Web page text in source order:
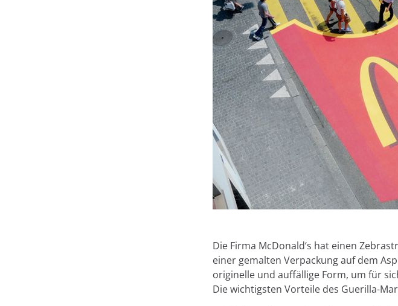
Die Firma McDonald‘s hat einen
einer gemalten Verpackung auf dem
originelle und auffällige Form, um für
Die wichtigsten Vorteile des Guerilla-
Auf dieser Website verwenden
Bei Minderest verwenden wir eigene und
Informationen speichern und aufzeichnen, während
Informationen kann sehr vielfältig sein, von der
Anzeige von Inhalten in Ihrer Sprache oder